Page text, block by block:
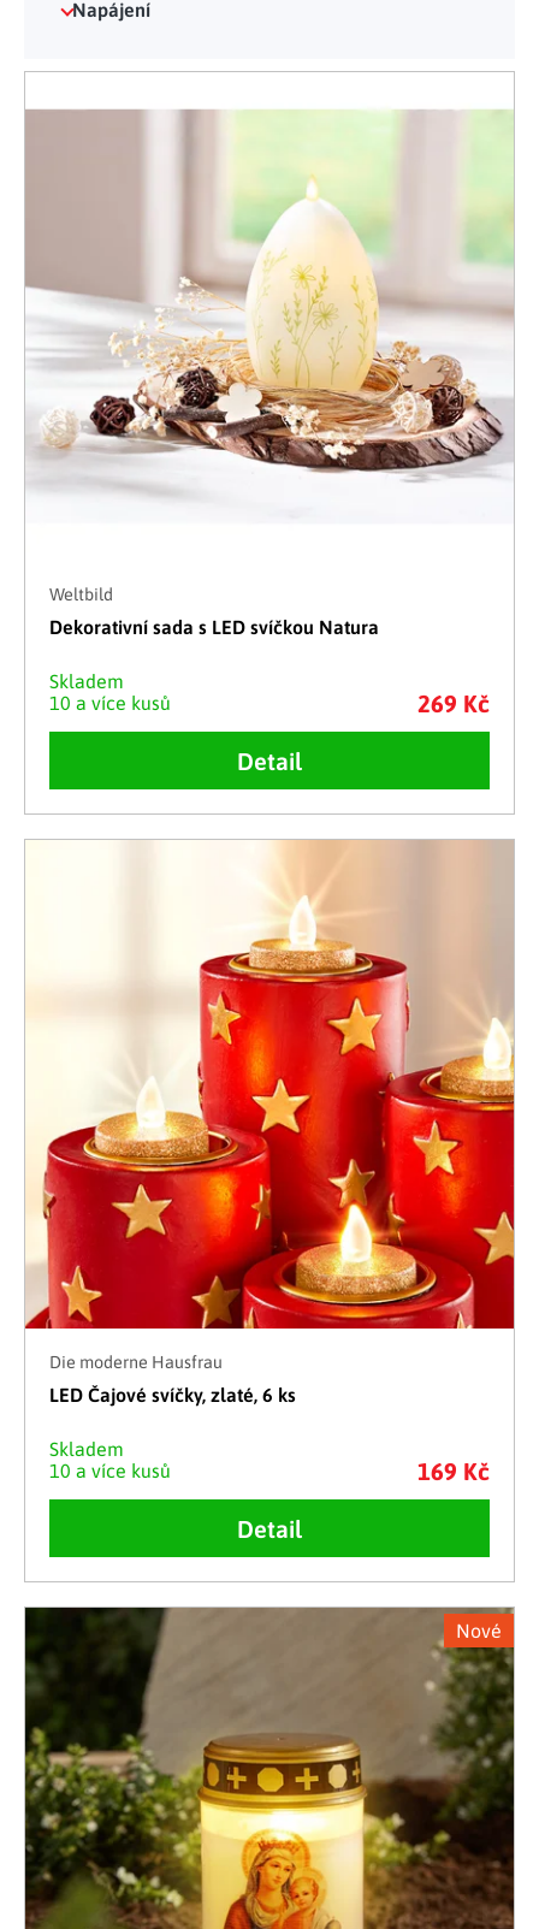
Napájení
Weltbild
Dekorativní sada s LED svíčkou Natura
Skladem
10 a více kusů
269 Kč
Detail
Die moderne Hausfrau
LED Čajové svíčky, zlaté, 6 ks
Skladem
10 a více kusů
169 Kč
Detail
Nové